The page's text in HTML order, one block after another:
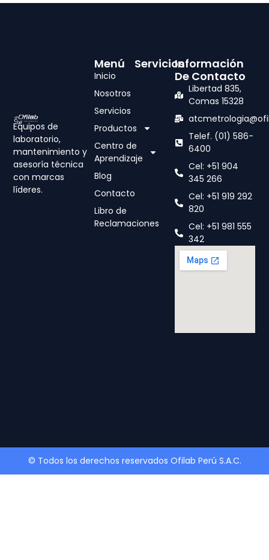
Equipos de
laboratorio,
mantenimiento y
asesoría técnica
con marcas
líderes.
Servicios
Menú
Inicio
Nosotros
Servicios
Productos
Centro de
Aprendizaje
Blog
Contacto
Libro de
Reclamaciones
Información
De Contacto
Libertad 835,
Comas 15328
Telef. (01) 586-
6400
Cel: +51 904
345 266
Cel: +51 919 292
820
Cel: +51 981 555
342
© Todos los derechos reservados Ofilab Perú S.A.C.